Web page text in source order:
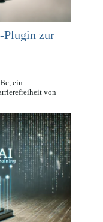
zur
ein
von